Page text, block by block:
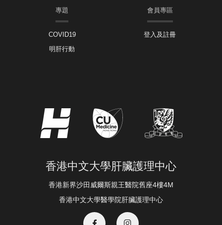
專題
COVID19
明肝行動
會員專區
登入及註冊
香港中文大學肝臟護理中心
香港新界沙田威爾斯親王醫院舊座4樓4M
香港中文大學醫學院肝臟護理中心